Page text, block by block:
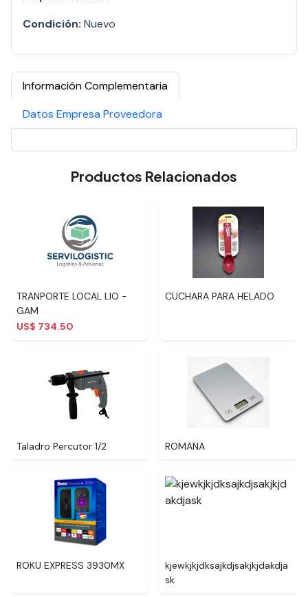
Condición: Nuevo
Información Complementaria
Datos Empresa Proveedora
Productos Relacionados
TRANPORTE LOCAL LIO -
GAM
US$ 734.50
CUCHARA PARA HELADO
Taladro Percutor 1/2 ROMANA
ROKU EXPRESS 3930MX
kjewkjkjdksajkdjsakjkjdakdja
sk